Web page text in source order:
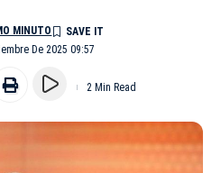
De 2025 09:57
MINUTO
2 Min Read